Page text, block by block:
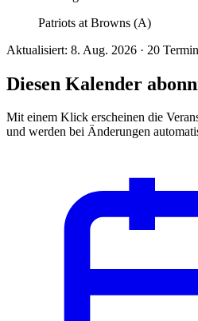
Patriots at Browns (A)
Aktualisiert: 8. Aug. 2026 · 20
Diesen Kalender
Mit einem Klick erscheinen die
und werden bei Änderungen